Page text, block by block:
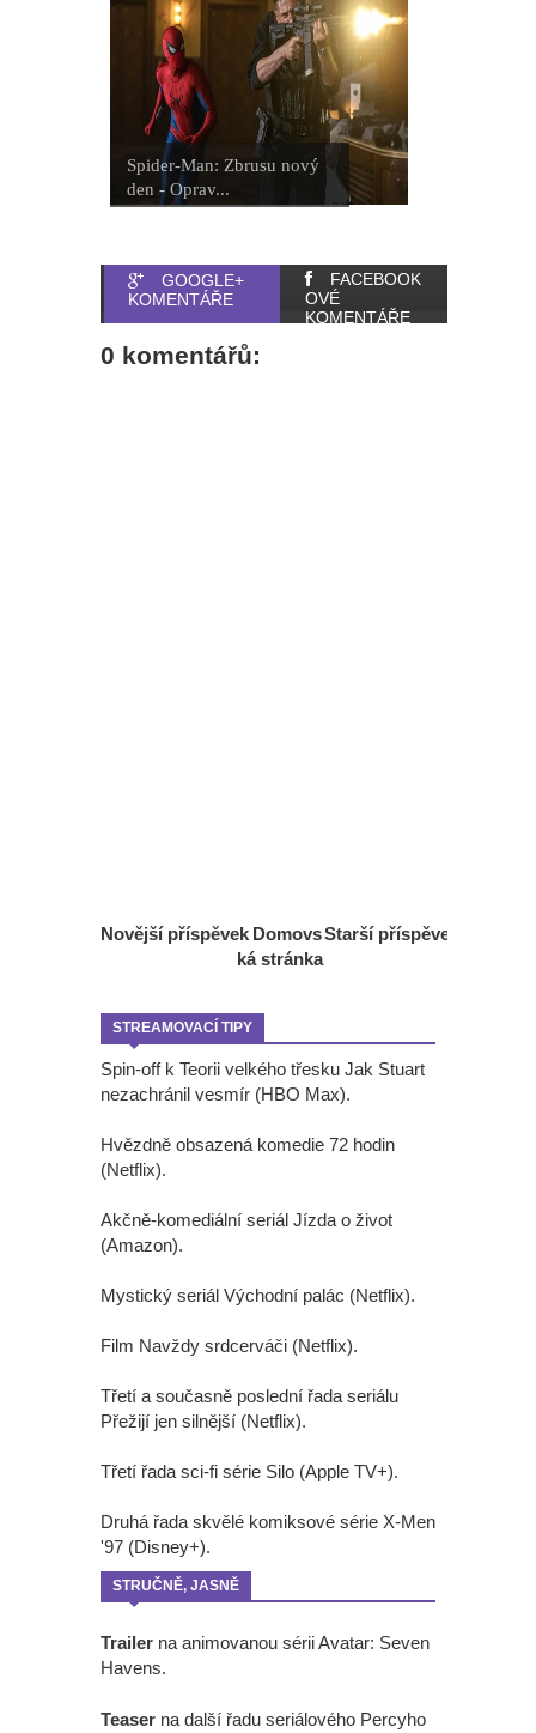
Spider-Man: Zbrusu nový
den - Oprav...
GOOGLE+
KOMENTÁŘE
FACEBOOK
OVÉ
KOMENTÁŘE
0 komentářů:
Novější příspěvek Starší příspěvek
Domovs
ká stránka
STREAMOVACÍ TIPY
Spin-off k Teorii velkého třesku Jak Stuart
nezachránil vesmír (HBO Max).
Hvězdně obsazená komedie 72 hodin
(Netflix).
Akčně-komediální seriál Jízda o život
(Amazon).
Mystický seriál Východní palác (Netflix).
Film Navždy srdcerváči (Netflix).
Třetí a současně poslední řada seriálu
Přežijí jen silnější (Netflix).
Třetí řada sci-fi série Silo (Apple TV+).
Druhá řada skvělé komiksové série X-Men
'97 (Disney+).
STRUČNĚ, JASNĚ
Trailer na animovanou sérii Avatar: Seven
Havens.
Teaser na další řadu seriálového Percyho